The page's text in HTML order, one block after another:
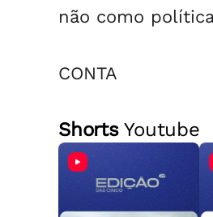
não como
CONTA
ShortsYoutube